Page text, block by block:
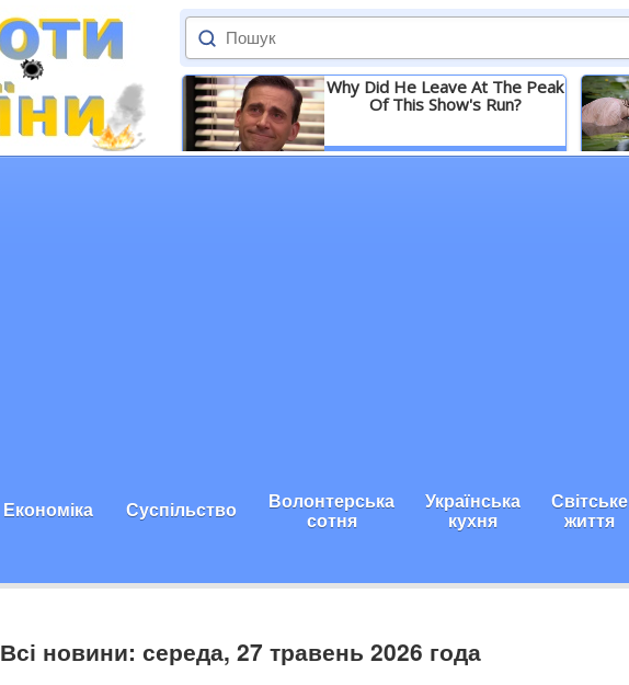
Why Did He Leave At The Peak
Of This Show's Run?
Детальніше
Економіка Суспільство Волонтерська
сотня
Українська
кухня
Світське
життя
Всі новини: середа, 27 травень 2026 года